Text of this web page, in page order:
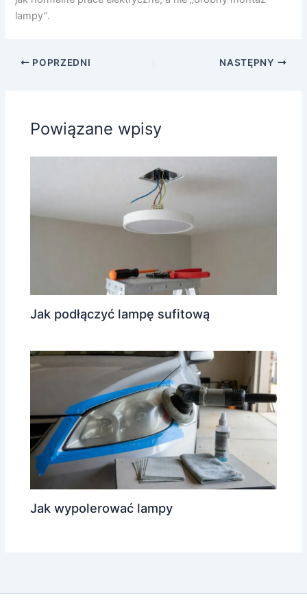
lampy”.
POPRZEDNI NASTĘPNY
Powiązane wpisy
Jak podłączyć lampę sufitową
Jak wypolerować lampy